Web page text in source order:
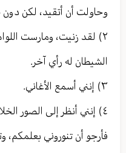
وحاولت أن أتقيد، لكن
٢) لقد زنيت، ومارست
الشيطان له رأي آخر.
٣) إنني أسمع الأغاني.
٤) إنني أنظر إلى الصور الخلاعية والأفلام الإباحية.
فأرجو أن تنوروني